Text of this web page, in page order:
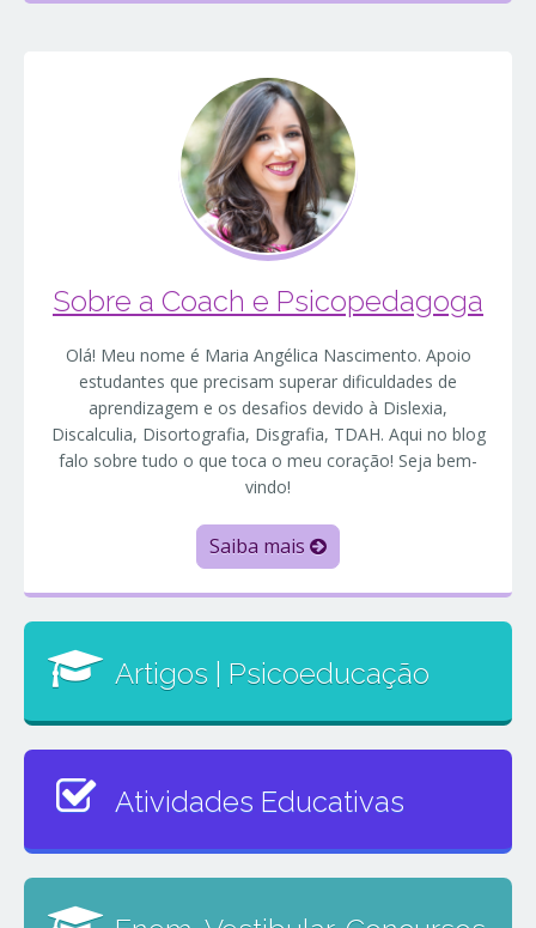
Sobre a Coach e Psicopedagoga
Olá! Meu nome é Maria Angélica Nascimento. Apoio
estudantes que precisam superar dificuldades de
aprendizagem e os desafios devido à Dislexia,
Discalculia, Disortografia, Disgrafia, TDAH. Aqui no blog
falo sobre tudo o que toca o meu coração! Seja bem-
vindo!
Saiba mais
Artigos | Psicoeducação
Atividades Educativas